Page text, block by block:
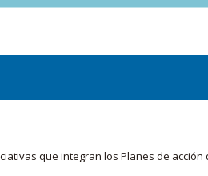
que integran los Planes de acción